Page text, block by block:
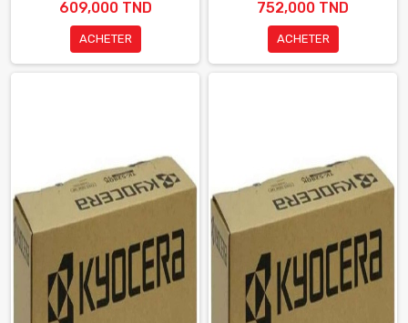
609,000 TND
ACHETER
752,000 TND
ACHETER